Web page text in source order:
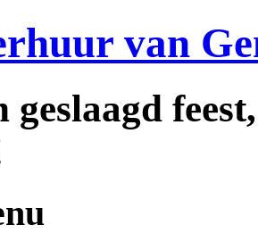
van
geslaagd